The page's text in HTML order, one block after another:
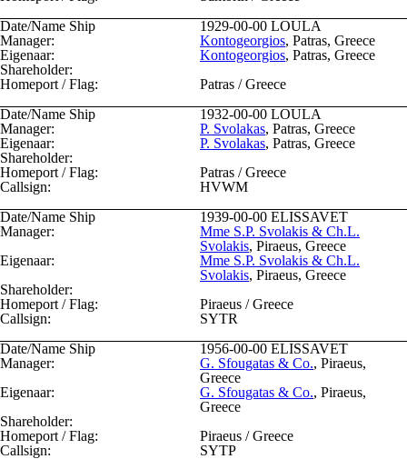
Date/Name Ship
1929-00-00 LOULA
Manager:
Kontogeorgios, Patras, Greece
Eigenaar:
Kontogeorgios, Patras, Greece
Shareholder:
Homeport / Flag:
Patras / Greece
Date/Name Ship
1932-00-00 LOULA
Manager:
P. Svolakas, Patras, Greece
Eigenaar:
P. Svolakas, Patras, Greece
Shareholder:
Homeport / Flag:
Patras / Greece
Callsign:
HVWM
Date/Name Ship
1939-00-00 ELISSAVET
Manager:
Mme S.P. Svolakis & Ch.L.
Svolakis, Piraeus, Greece
Eigenaar:
Mme S.P. Svolakis & Ch.L.
Svolakis, Piraeus, Greece
Shareholder:
Homeport / Flag:
Piraeus / Greece
Callsign:
SYTR
Date/Name Ship
1956-00-00 ELISSAVET
Manager:
G. Sfougatas & Co., Piraeus,
Greece
Eigenaar:
G. Sfougatas & Co., Piraeus,
Greece
Shareholder:
Homeport / Flag:
Piraeus / Greece
Callsign:
SYTP